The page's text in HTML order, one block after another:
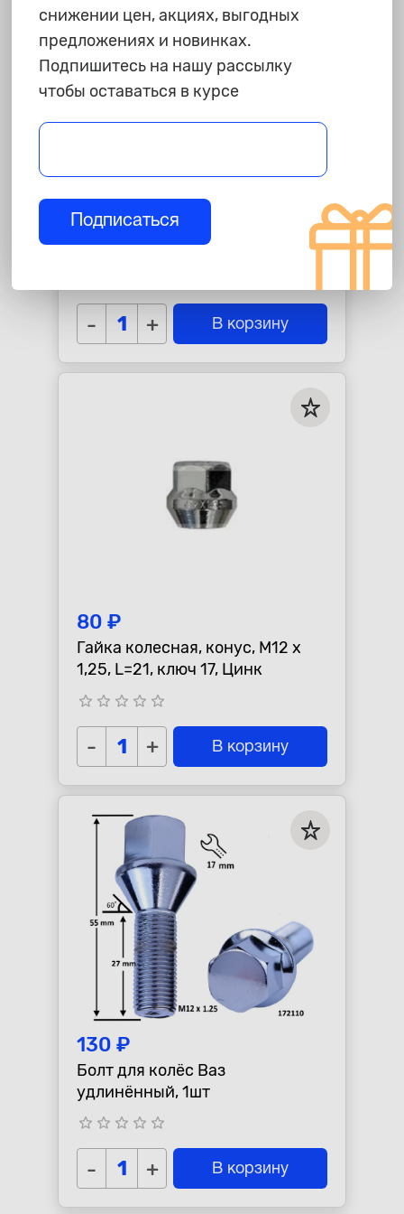
110 ₽
Гайка колесная, конус, M12 x
1,25, L=21, ключ 19,
- + В корзину
80 ₽
Гайка колесная, конус, M12 x
1,25, L=21, ключ 17, Цинк
star_border star_border star_border star_border star_border
- + В корзину
130 ₽
Болт для колёс Ваз
удлинённый, 1шт
star_border star_border star_border star_border star_border
- + В корзину
снижении цен, акциях, выгодных
предложениях и новинках.
Подпишитесь на нашу рассылку
чтобы оставаться в курсе
Подписаться